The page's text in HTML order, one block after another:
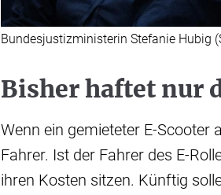
Bundesjustizministerin Stefanie Hubig
Bisher haftet nur
Wenn ein gemieteter E-Scooter
Fahrer. Ist der Fahrer des E-
ihren Kosten sitzen. Künftig